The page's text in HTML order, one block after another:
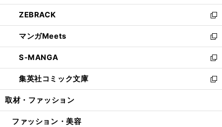
開
く
ウ
で
開
く
ン
ド
ウ
で
開
く
ウ
ィ
ン
ド
ウ
で
開
く
し
い
ウ
ィ
ン
ド
ウ
で
開
ZEBRACK
新
し
い
ウ
ィ
ン
ド
ウ
開
マンガMeets
新
し
い
ウ
ィ
ン
ウ
S-MANGA
新
し
い
ウ
ン
集英社コミック文庫
新
し
ウ
取材・ファッション
ファッション・美容